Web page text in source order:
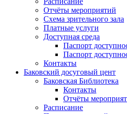
Отчёты мероприятий
Схема зрительного зала
Платные услуги
Доступная среда
Паспорт
Паспорт
Контакты
Баковский досуговый цент
Баковская Библиотека
Контакты
Отчёты
Расписание